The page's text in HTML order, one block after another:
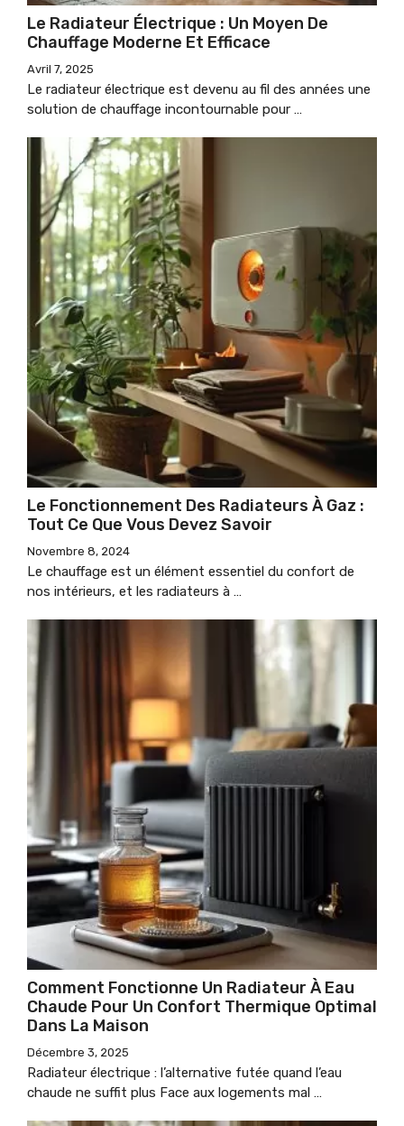
Le Radiateur Électrique : Un Moyen De
Chauffage Moderne Et Efficace
Avril 7, 2025
Le radiateur électrique est devenu au fil des années une
solution de chauffage incontournable pour …
Le Fonctionnement Des Radiateurs À Gaz :
Tout Ce Que Vous Devez Savoir
Novembre 8, 2024
Le chauffage est un élément essentiel du confort de
nos intérieurs, et les radiateurs à …
Comment Fonctionne Un Radiateur À Eau
Chaude Pour Un Confort Thermique Optimal
Dans La Maison
Décembre 3, 2025
Radiateur électrique : l’alternative futée quand l’eau
chaude ne suffit plus Face aux logements mal …